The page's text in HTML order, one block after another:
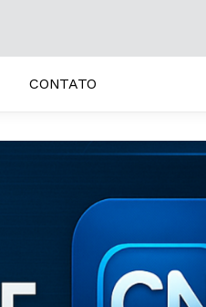
CONTATO